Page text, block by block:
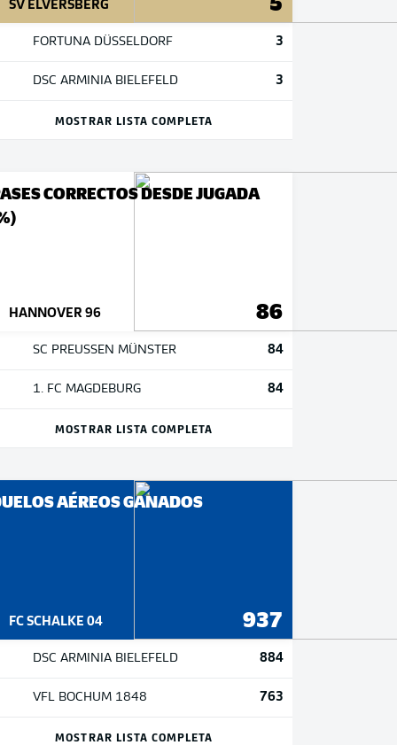
SV ELVERSBERG
FORTUNA DÜSSELDORF 3
DSC ARMINIA BIELEFELD 3
MOSTRAR LISTA COMPLETA
CORRECTOS DESDE JUGADA
HANNOVER 96 86
SC PREUSSEN MÜNSTER 84
1. FC MAGDEBURG 84
MOSTRAR LISTA COMPLETA
AÉREOS GANADOS
FC SCHALKE 04 937
DSC ARMINIA BIELEFELD 884
VFL BOCHUM 1848 763
MOSTRAR LISTA COMPLETA